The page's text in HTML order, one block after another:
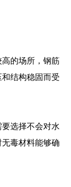
的场所，钢筋
结构稳固而受
选择不会对水
毒材料能够确